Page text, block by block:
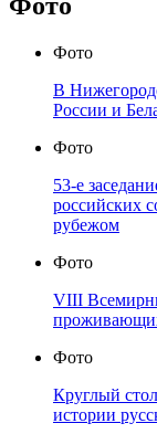
Фото
Фото
В
России и
Фото
53-е
российских
рубежом
Фото
VIII
Фото
Круглый
истории